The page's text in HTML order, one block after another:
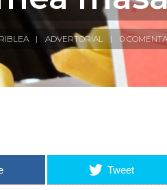
ADVERTORIAL 0
Tweet